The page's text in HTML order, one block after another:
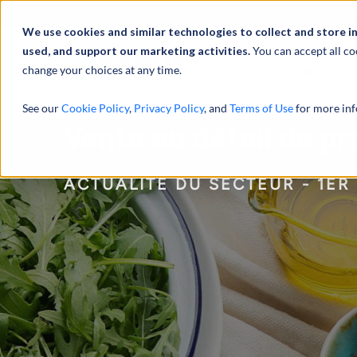
We use cookies and similar technologies to collect and store
used, and support our marketing activities.You can accept all
change your choices at any time.
See ourCookie Policy, Privacy Policy, and Terms of Usefor more
Vente au détail de
ACTUALITÉ DU SECTEUR -